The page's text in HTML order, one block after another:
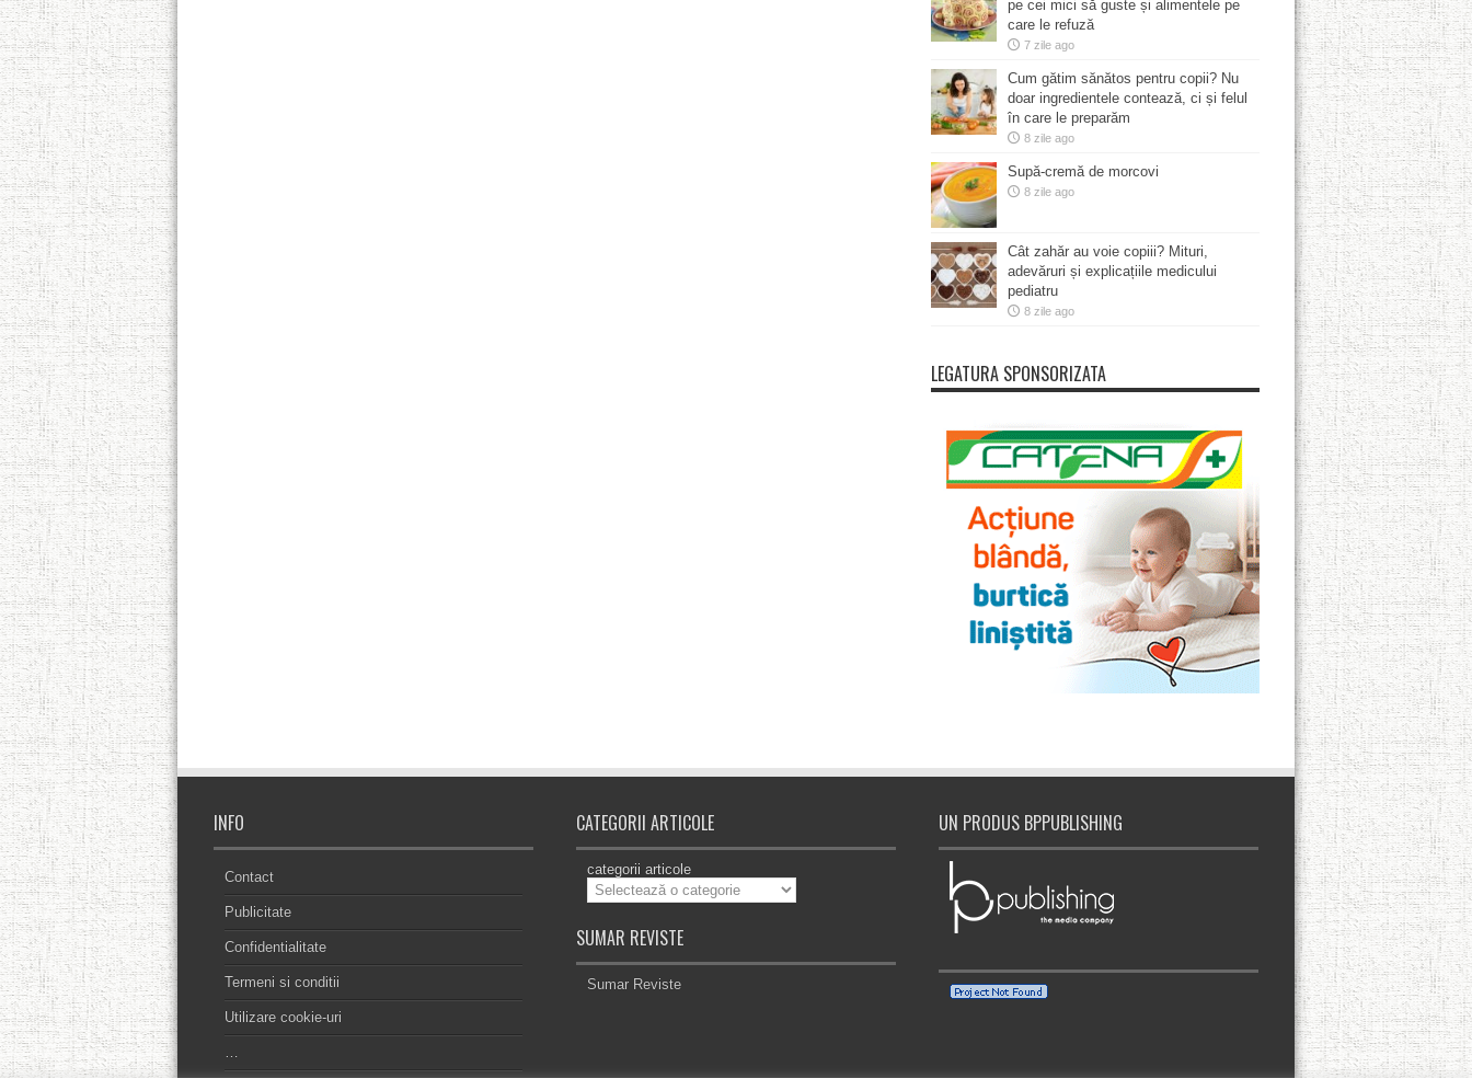
pe cei mici să guste și alimentele pe
care le refuză
7 zile ago
Cum gătim sănătos pentru copii? Nu
doar ingredientele contează, ci și felul
în care le preparăm
8 zile ago
Supă-cremă de morcovi
8 zile ago
Cât zahăr au voie copiii? Mituri,
adevăruri și explicațiile medicului
pediatru
8 zile ago
LEGATURA SPONSORIZATA
INFO
Contact
Publicitate
Confidentialitate
Termeni si conditii
Utilizare cookie-uri
…
CATEGORII ARTICOLE
categorii articole
SUMAR REVISTE
Sumar Reviste
UN PRODUS BPPUBLISHING